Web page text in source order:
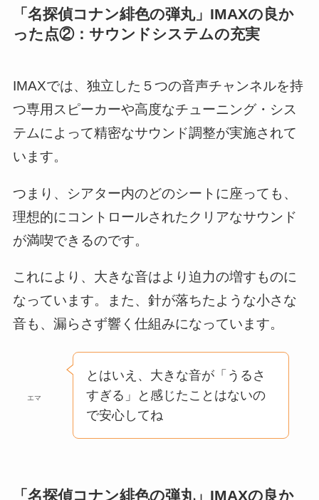
「名探偵コナン緋色の弾丸」IMAXの良か
った点②：サウンドシステムの充実
IMAXでは、独立した５つの音声チャンネルを持
つ専用スピーカーや高度なチューニング・シス
テムによって精密なサウンド調整が実施されて
います。
つまり、シアター内のどのシートに座っても、
理想的にコントロールされたクリアなサウンド
が満喫できるのです。
これにより、大きな音はより迫力の増すものに
なっています。また、針が落ちたような小さな
音も、漏らさず響く仕組みになっています。
エマ
とはいえ、大きな音が「うるさ
すぎる」と感じたことはないの
で安心してね
「名探偵コナン緋色の弾丸」IMAXの良か